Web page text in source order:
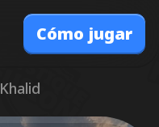
Cómo jugar
Khalid